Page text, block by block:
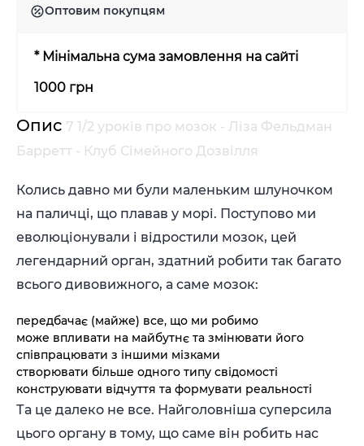
Оптовим покупцям
* Мінімальна сума замовлення на сайті
1000 грн
Опис 7 1/2 уроків про мозок - Ліза Фельдман
Барретт - Клуб Сімейного Дозвілля
Колись давно ми були маленьким шлуночком
на паличці, що плавав у морі. Поступово ми
еволюціонували і відростили мозок, цей
легендарний орган, здатний робити так багато
всього дивовижного, а саме мозок:
передбачає (майже) все, що ми робимо
може впливати на майбутнє та змінювати його
співпрацювати з іншими мізками
створювати більше одного типу свідомості
конструювати відчуття та формувати реальності
Та це далеко не все. Найголовніша суперсила
цього органу в тому, що саме він робить нас